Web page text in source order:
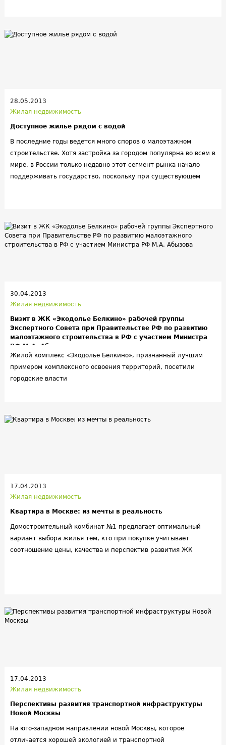
28.05.2013
Жилая недвижимость
Доступное жилье рядом с водой
В последние годы ведется много споров о малоэтажном
строительстве. Хотя застройка за городом популярна во всем в
мире, в России только недавно этот сегмент рынка начало
поддерживать государство, поскольку при существующем
30.04.2013
Жилая недвижимость
Визит в ЖК «Экодолье Белкино» рабочей группы
Экспертного Совета при Правительстве РФ по развитию
малоэтажного строительства в РФ с участием Министра
РФ М.А. Абызова
Жилой комплекс «Экодолье Белкино», признанный лучшим
примером комплексного освоения территорий, посетили
городские власти
17.04.2013
Жилая недвижимость
Квартира в Москве: из мечты в реальность
Домостроительный комбинат №1 предлагает оптимальный
вариант выбора жилья тем, кто при покупке учитывает
соотношение цены, качества и перспектив развития ЖК
17.04.2013
Жилая недвижимость
Перспективы развития транспортной инфраструктуры
Новой Москвы
На юго-западном направлении новой Москвы, которое
отличается хорошей экологией и транспортной